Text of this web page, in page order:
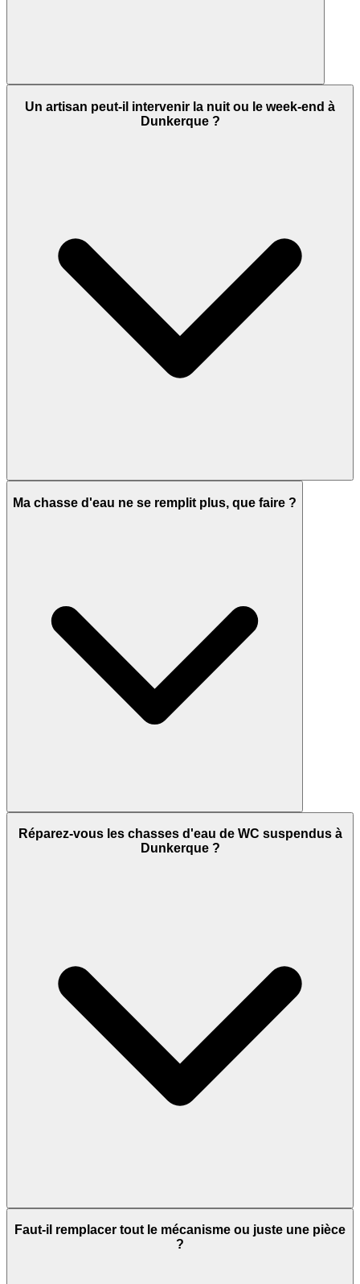
Un artisan peut-il intervenir la nuit ou le week-end à
Dunkerque ?
Ma chasse d'eau ne se remplit plus, que faire ?
Réparez-vous les chasses d'eau de WC suspendus à
Dunkerque ?
Faut-il remplacer tout le mécanisme ou juste une pièce
?